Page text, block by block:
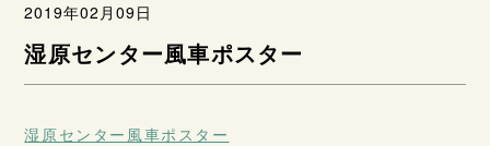
2019年02月09日
湿原センター風車ポスター
湿原センター風車ポスター